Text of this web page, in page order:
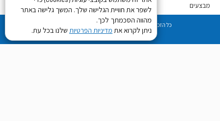
מבצעים
כל הזכויות שמורות לחוצות שפיים 2018
Developed byDigiproduct ltd
לשפר את חוויית הגלישה שלך. המשך גלישה באתר
מהווה הסכמתך לכך.
ניתן לקרוא את מדיניות הפרטיות שלנו בכל עת.